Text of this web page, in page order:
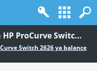
ProCurve Switch 4208vl den HP ProCurve Switch 2626 ya balance ayarı yapabilme
Switch 2626 ya balance